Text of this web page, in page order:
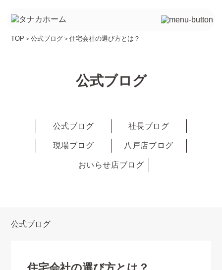
TOP ＞公式ブログ ＞住宅会社の選び方とは？
公式ブログ
公式ブログ 社長ブログ
現場ブログ 八戸店ブログ
おいらせ店ブログ
公式ブログ